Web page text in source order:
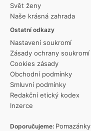
Svět ženy
Naše krásná zahrada
Ostatní odkazy
Nastavení soukromí
Zásady ochrany soukromí
Cookies zásady
Obchodní podmínky
Smluvní podmínky
Redakční etický kodex
Inzerce
Doporučujeme: Pomazánky